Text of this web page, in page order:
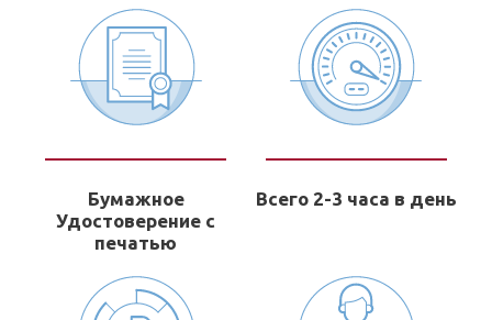
Бумажное
Удостоверение с
печатью
Всего 2-3 часа в день